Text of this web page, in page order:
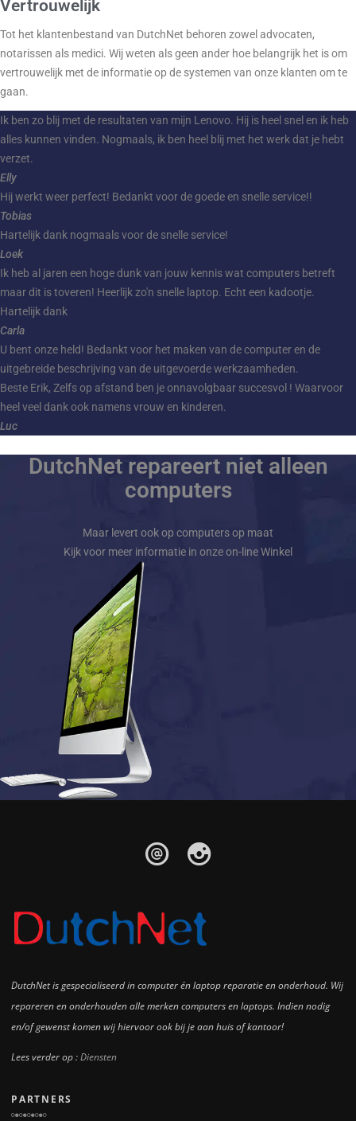
Vertrouwelijk
Tot het klantenbestand van DutchNet behoren zowel advocaten,
notarissen als medici. Wij weten als geen ander hoe belangrijk het is om
vertrouwelijk met de informatie op de systemen van onze klanten om te
gaan.
Ik ben zo blij met de resultaten van mijn Lenovo. Hij is heel snel en ik heb
alles kunnen vinden. Nogmaals, ik ben heel blij met het werk dat je hebt
verzet.
Elly
Hij werkt weer perfect! Bedankt voor de goede en snelle service!!
Tobias
Hartelijk dank nogmaals voor de snelle service!
Loek
Ik heb al jaren een hoge dunk van jouw kennis wat computers betreft
maar dit is toveren! Heerlijk zo'n snelle laptop. Echt een kadootje.
Hartelijk dank
Carla
U bent onze held! Bedankt voor het maken van de computer en de
uitgebreide beschrijving van de uitgevoerde werkzaamheden.
Beste Erik, Zelfs op afstand ben je onnavolgbaar succesvol ! Waarvoor
heel veel dank ook namens vrouw en kinderen.
Luc
DutchNet repareert niet alleen
computers
Maar levert ook op computers op maat
Kijk voor meer informatie in onze on-line Winkel
DutchNet is gespecialiseerd in computer én laptop reparatie en onderhoud. Wij
repareren en onderhouden alle merken computers en laptops. Indien nodig
en/of gewenst komen wij hiervoor ook bij je aan huis of kantoor!
Lees verder op :Diensten
PARTNERS